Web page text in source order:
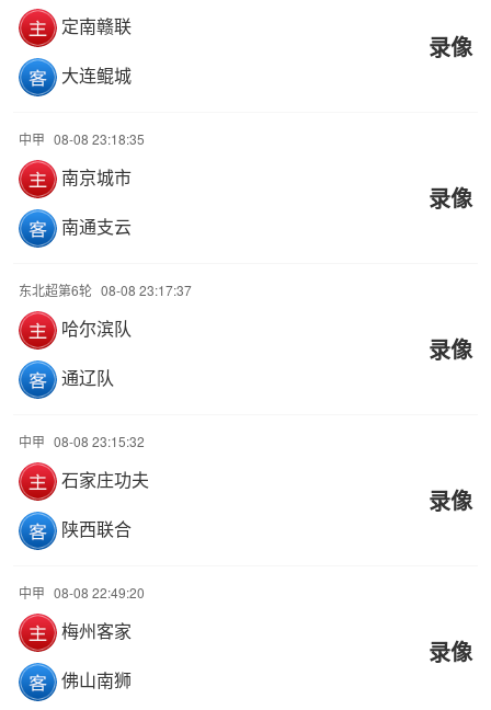
定南赣联
大连鲲城
录像
中甲 08-08 23:18:35
南京城市
南通支云
录像
东北超第6轮 08-08 23:17:37
哈尔滨队
通辽队
录像
中甲 08-08 23:15:32
石家庄功夫
陕西联合
录像
中甲 08-08 22:49:20
梅州客家
佛山南狮
录像